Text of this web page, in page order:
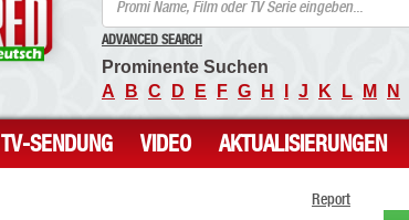
ADVANCED SEARCH
Prominente Suchen
A
B C D E F G H J K L M N
TV-SENDUNG VIDEO AKTUALISIERUNGEN
Report